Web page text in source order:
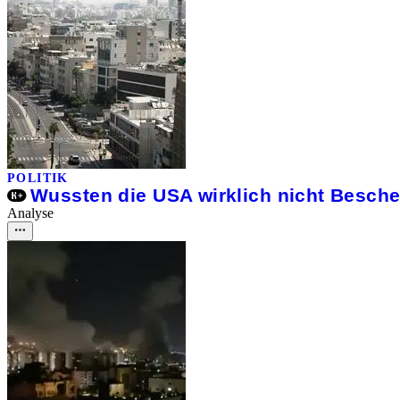
POLITIK
Wussten die USA wirklich nicht
Analyse